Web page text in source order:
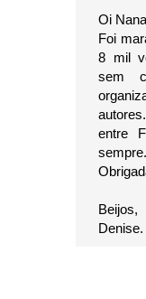
Oi
Foi
8 mil
sem
entre
sempre.
Beijos,
Denise.